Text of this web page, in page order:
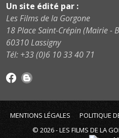
Un site édité par :
Les Films de la Gorgone
18 Place Saint-Crépin (Mairie -
60310 Lassigny
Tél: +33 (0)6 10 33 40 71
MENTIONS LÉGALES
POLITIQUE
© 2026 - LES FILMS DE LA